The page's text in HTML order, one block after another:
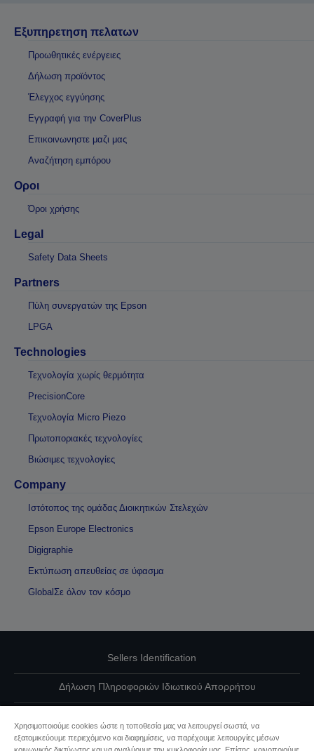
Εξυπηρετηση πελατων
Προωθητικές ενέργειες
Δήλωση προϊόντος
Έλεγχος εγγύησης
Εγγραφή για την CoverPlus
Επικοινωνηστε μαζι μας
Αναζήτηση εμπόρου
Οροι
Όροι χρήσης
Legal
Safety Data Sheets
Partners
Πύλη συνεργατών της Epson
LPGA
Technologies
Τεχνολογία χωρίς θερμότητα
PrecisionCore
Τεχνολογία Micro Piezo
Πρωτοποριακές τεχνολογίες
Βιώσιμες τεχνολογίες
Company
Ιστότοπος της ομάδας Διοικητικών Στελεχών
Epson Europe Electronics
Digigraphie
Εκτύπωση απευθείας σε ύφασμα
GlobalΣε όλον τον κόσμο
Sellers Identification
Δήλωση Πληροφοριών Ιδιωτικού Απορρήτου
Επικοινωνήστε μαζί μας για τα δεδομένα σας
Χρησιμοποιούμε cookies ώστε η τοποθεσία μας να λειτουργεί σωστά, να
εξατομικεύουμε περιεχόμενο και διαφημίσεις, να παρέχουμε λειτουργίες μέσων